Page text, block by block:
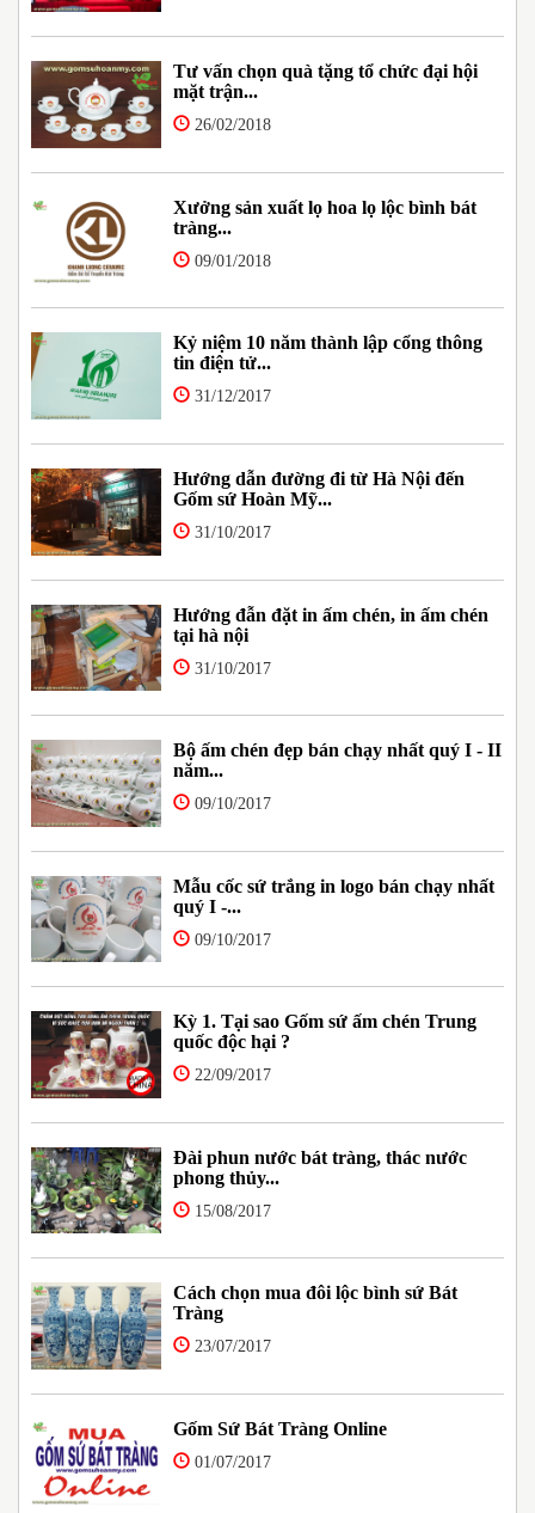
Tư vấn chọn quà tặng tổ chức đại hội
mặt trận...
26/02/2018
Xưởng sản xuất lọ hoa lọ lộc bình bát
tràng...
09/01/2018
Kỷ niệm 10 năm thành lập cổng thông
tin điện tử...
31/12/2017
Hướng dẫn đường đi từ Hà Nội đến
Gốm sứ Hoàn Mỹ...
31/10/2017
Hướng đẫn đặt in ấm chén, in ấm chén
tại hà nội
31/10/2017
Bộ ấm chén đẹp bán chạy nhất quý I - II
năm...
09/10/2017
Mẫu cốc sứ trắng in logo bán chạy nhất
quý I -...
09/10/2017
Kỳ 1. Tại sao Gốm sứ ấm chén Trung
quốc độc hại ?
22/09/2017
Đài phun nước bát tràng, thác nước
phong thủy...
15/08/2017
Cách chọn mua đôi lộc bình sứ Bát
Tràng
23/07/2017
Gốm Sứ Bát Tràng Online
01/07/2017